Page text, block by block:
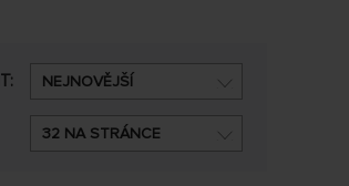
NEJNOVĚJŠÍ
32 NA STRÁNCE